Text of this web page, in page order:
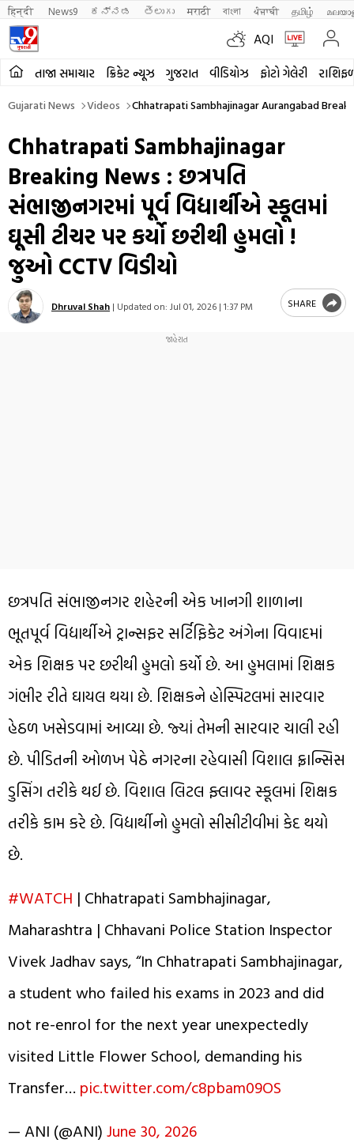
हिन्दी News9 ಕನ್ನಡ తెలుగు मराठी বাংলা ਪੰਜਾਬੀ தமிழ்
AQI
તાજા સમાચાર ક્રિકેટ ન્યૂઝ ગુજરાત વીડિયોઝ ફોટો ગેલેરી
Gujarati News Videos Chhatrapati Sambhajinagar Aurangabad
Chhatrapati Sambhajinagar
Breaking News : છત્રપતિ
સંભાજીનગરમાં પૂર્વ વિદ્યાર્થીએ સ્કૂલમાં
ઘૂસી ટીચર પર કર્યો છરીથી હુમલો !
જુઓ CCTV વિડીયો
Dhruval Shah | Updated on: Jul 01, 2026 | 1:37 PM SHARE
છત્રપતિ સંભાજીનગર શહેરની એક ખાનગી શાળાના
ભૂતપૂર્વ વિદ્યાર્થીએ ટ્રાન્સફર સર્ટિફિકેટ અંગેના વિવાદમાં
એક શિક્ષક પર છરીથી હુમલો કર્યો છે. આ હુમલામાં શિક્ષક
ગંભીર રીતે ઘાયલ થયા છે. શિક્ષકને હોસ્પિટલમાં સારવાર
હેઠળ ખસેડવામાં આવ્યા છે. જ્યાં તેમની સારવાર ચાલી રહી
છે. પીડિતની ઓળખ પેઠે નગરના રહેવાસી વિશાલ ફ્રાન્સિસ
ડુસિંગ તરીકે થઈ છે. વિશાલ લિટલ ફ્લાવર સ્કૂલમાં શિક્ષક
તરીકે કામ કરે છે. વિદ્યાર્થીનો હુમલો સીસીટીવીમાં કેદ થયો
છે.
#WATCH | Chhatrapati Sambhajinagar,
Maharashtra | Chhavani Police Station Inspector
Vivek Jadhav says, “In Chhatrapati Sambhajinagar,
a student who failed his exams in 2023 and did
not re-enrol for the next year unexpectedly
visited Little Flower School, demanding his
Transfer… pic.twitter.com/c8pbam09OS
— ANI (@ANI) June 30, 2026